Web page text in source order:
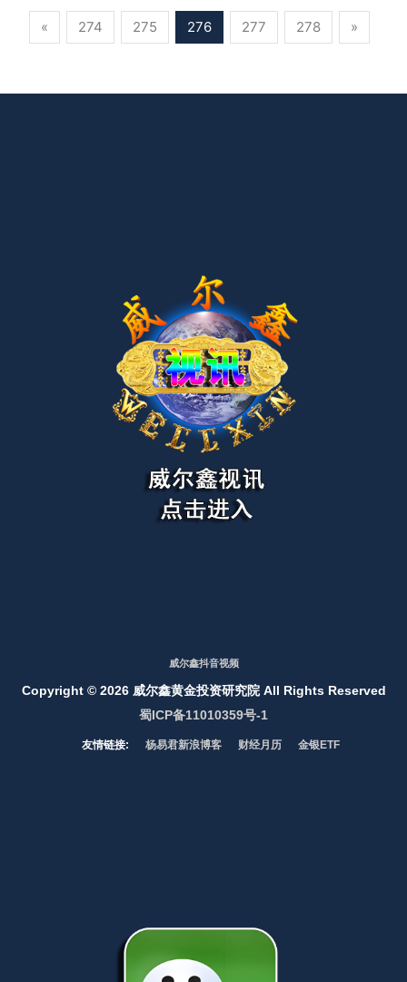
« 274 275 276 277 278 »
威尔鑫抖音视频
Copyright © 2026 威尔鑫黄金投资研究院 All Rights Reserved
蜀ICP备11010359号-1
友情链接: 杨易君新浪博客 财经月历 金银ETF